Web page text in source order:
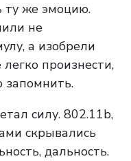
ту же эмоцию.
не
а изобрели
произнести,
запомнить.
силу. 802.11b,
скрывались
дальность.